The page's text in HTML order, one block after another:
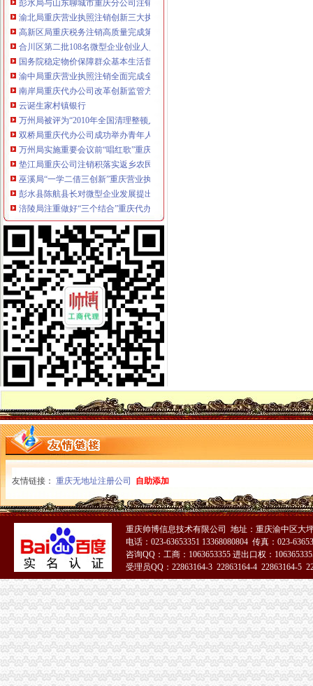
渝北局重庆营业执照注销创新三大执法机制积查处大案要案
高新区局重庆税务注销高质量完成第二批微型企业发展试点任务
合川区第二批108名微型企业创业人员通过评审
国务院稳定物价保障群众基本生活督查组到渝北区督查
渝中局重庆营业执照注销全面完成全年食品抽样检验和快速检测工作
南岸局重庆代办公司改革创新监管方式促进监管职能履行到位
云诞生家村镇银行
万州局被评为“2010年全国清理整顿人力资源市场秩序专项行动突出成绩单位”
双桥局重庆代办公司成功举办青年人才论坛
万州局实施重要会议前“唱红歌”重庆代办公司制度
垫江局重庆公司注销积落实返乡农民工就业成效明显
巫溪局“一学二借三创新”重庆营业执照注销扎实开展“一讲二评三公示”
彭水县陈航县长对微型企业发展提出四点要求
涪陵局注重做好“三个结合”重庆代办公司大力开展工商文化建设
波局重庆营业执照注销长听取微企工作专题汇报并提出八点工作要求
宣教处支部在“创先争优”重庆公司注销活动中掀起全员节能热潮
沙坪坝局严格执行“五项措施”重庆公司注销努力实现低碳办公
巫溪局重庆分公司注销三举措提高信息处理能力
潼南局采取“五项措施”重庆公司注销化农村食品市场监管
云局“三比三看”重庆公司注销开展创优争先活动
市局化广告“三”重庆分公司注销审查提升城市品味形象
巫溪县县长张明生对巫溪局重庆分公司注销专报信息作出批示
渝北局重庆分公司注销三条措施启动微型企业发展试点工作
璧山县将投入10亿元发展1500户微型企业
渝中局把好“四关”重庆税务注销确保月饼市场安全
市重庆代办公司局副局长郭翔对市局机关政务信息工作提出四点要求
市局积推动市委市修改完善对区县委的重庆营业执照注销考核指标体系新指标
开县局突出“全细实”重庆税务注销做好微型企业发展扶持工作
奉节局重庆代办公司永安东城所四措施战高温防火灾
九龙坡局“三个注重”重庆公司注销推进“一讲二评三公示”活动见成效
忠县局实施“四大工程”重庆税务注销促执法办案工作上台阶
万州局“四制四重三服务”重庆公司注销化“家电下乡”市场监管成效显著
巫山局重庆公司注销突出七字开创非公经济建新局面
南川局重庆公司注销搭建六大微型企业创业平台助推微企发展
南川区个农副产品涉外商标注册成功
2010年重庆市重庆税务注销流通领域潜水电泵质量监测况
合川局“四个结合”重庆分公司注销深入开展创先争优活动
忠县局乌杨所以“四个到位”重庆分公司注销服务再就业工程见成效
南川局深入开展“三亮”重庆公司注销示范活动
江北区区长何贵对江北局重庆营业执照注销信息专报作出批示
酉局以“十个三”重庆代办公司为载体扎实开展创先争优活动
梁平局重庆分公司注销制定微型企业创业者承诺书
奉节局吐祥所四措并举促进“一讲二评三公示”重庆税务注销落实
市局四项措施认真落实谢小副市长关于媒体广告监管工作的重庆税务注销批示精
潼南局“新、硬、活”重庆分公司注销推进学习型组织建设
友情链接： 重庆无地址注册公司 自助添加
重庆帅博信息技术有限公司 地址：重庆渝中区大
电话：023-63653351 13368080804 传真：023-
咨询QQ：工商：1063653355 进出口权：
受理员QQ：22863164-3 22863164-4 22863164-5